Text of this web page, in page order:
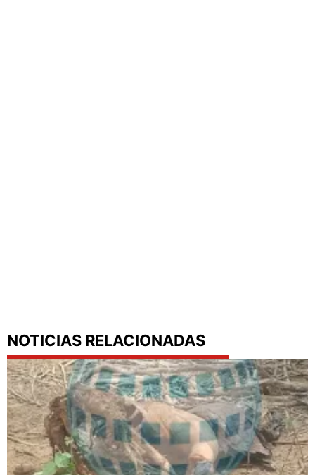
NOTICIAS RELACIONADAS